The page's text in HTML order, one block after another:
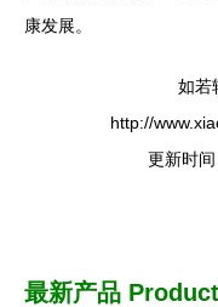
康发展。
如若
http://
更新时
最新产品 Product